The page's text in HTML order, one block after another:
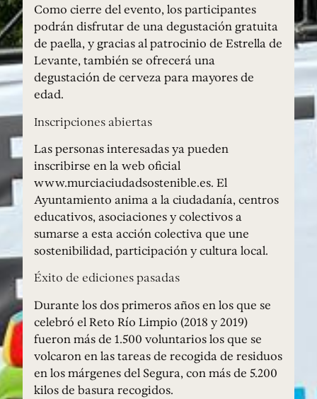
Como cierre del evento, los participantes
podrán disfrutar de una degustación gratuita
de paella, y gracias al patrocinio de Estrella de
Levante, también se ofrecerá una
degustación de cerveza para mayores de
edad.
Inscripciones abiertas
Las personas interesadas ya pueden
inscribirse en la web oficial
www.murciaciudadsostenible.es. El
Ayuntamiento anima a la ciudadanía, centros
educativos, asociaciones y colectivos a
sumarse a esta acción colectiva que une
sostenibilidad, participación y cultura local.
Éxito de ediciones pasadas
Durante los dos primeros años en los que se
celebró el Reto Río Limpio (2018 y 2019)
fueron más de 1.500 voluntarios los que se
volcaron en las tareas de recogida de residuos
en los márgenes del Segura, con más de 5.200
kilos de basura recogidos.